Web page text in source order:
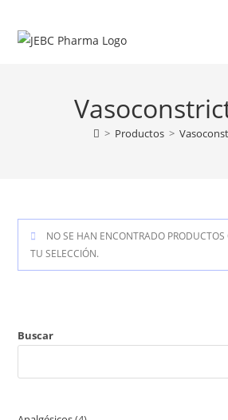
> Productos >
NO SE HAN ENCONTRADO
TU SELECCIÓN.
Buscar